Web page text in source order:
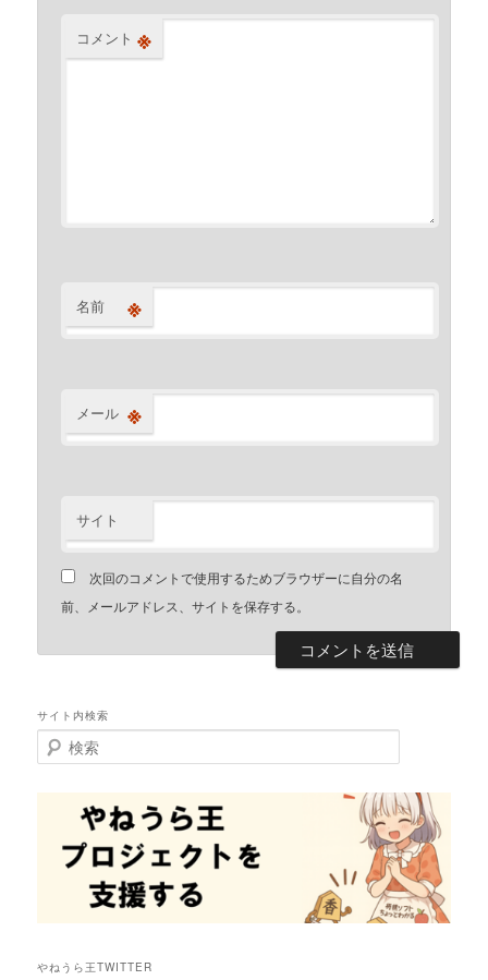
コメント ※
名前 ※
メール ※
サイト
次回のコメントで使用するためブラウザーに自分の名
前、メールアドレス、サイトを保存する。
サイト内検索
検
索
やねうら王TWITTER